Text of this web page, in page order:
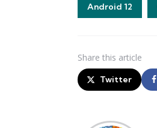
Android 12
Share this article
Twitter